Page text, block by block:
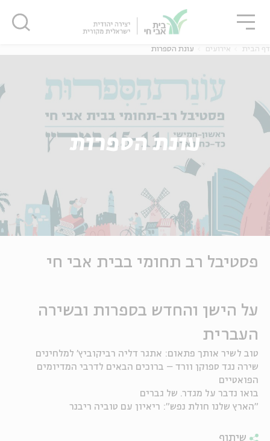
דף הבית אירועים עונת הספרות
עונת הספרות
פסטיבל רב תחומי בבית אבי חי
על הישן והחדש בספרות ובשירה
העברית
טוב לשיר אותך פתאום: אתגר דליה רביקוביץ' למלחינים
שירה נגד ספוקן וורד – ברוכים הבאים לדרבי המדיומים
הפואטיים
בואו נדבר על מגדר. של גברים
"הארץ שלנו חולת נפש": ריאיון עם טוביה ריבנר
שיתוף
סגור